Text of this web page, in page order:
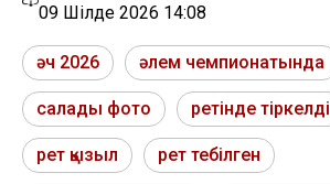
09 Шілде 2026 14:08
әч 2026 әлем чемпионатында
салады фото ретінде тіркелді
рет қызыл рет тебілген